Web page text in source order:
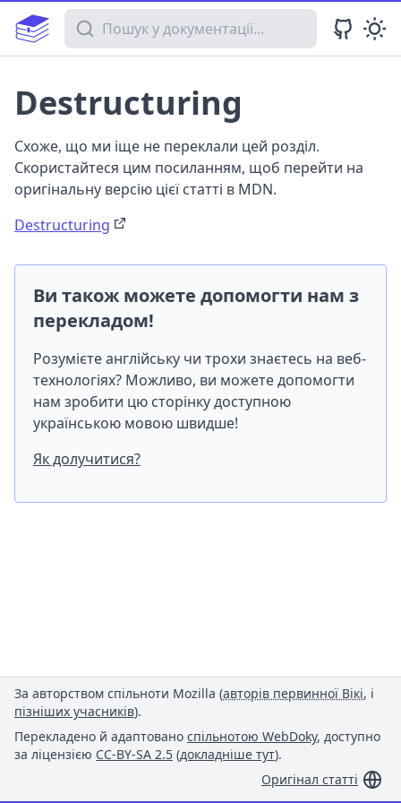
Пошук у документації
Destructuring
Схоже, що ми іще не переклали цей розділ.
Скористайтеся цим посиланням, щоб перейти на
оригінальну версію цієї статті в MDN.
Destructuring
Ви також можете допомогти нам з
перекладом!
Розумієте англійську чи трохи знаєтесь на веб-
технологіях? Можливо, ви можете допомогти
нам зробити цю сторінку доступною
українською мовою швидше!
Як долучитися?
За авторством спільноти Mozilla (авторів первинної Вікі, і
пізніших учасників).
Перекладено й адаптовано спільнотою WebDoky, доступно
за ліцензією CC-BY-SA 2.5 (докладніше тут).
Оригінал статті